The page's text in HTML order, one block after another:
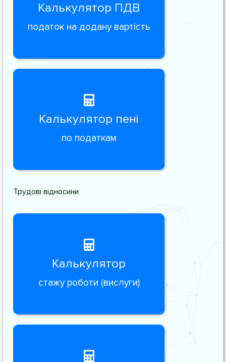
Калькулятор ПДВ
податок на додану вартість
Калькулятор пені
по податкам
Трудові відносини
Калькулятор
стажу роботи (вислуги)